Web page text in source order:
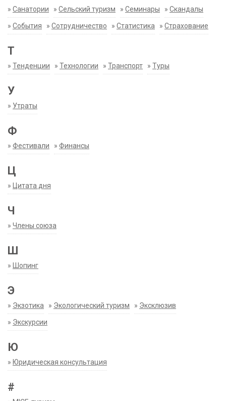
» Санатории » Сельский туризм » Семинары » Скандалы
» События » Сотрудничество » Статистика » Страхование
Т
» Тенденции » Технологии » Транспорт » Туры
У
» Утраты
Ф
» Фестивали » Финансы
Ц
» Цитата дня
Ч
» Члены союза
Ш
» Шопинг
Э
» Экзотика » Экологический туризм » Эксклюзив
» Экскурсии
Ю
» Юридическая консультация
#